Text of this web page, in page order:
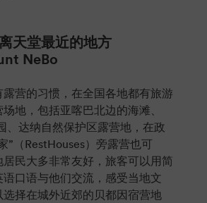
天堂最近的地方
NeBo
营的习惯，在全国各地都有旅游
地，包括亚喀巴北边的海滩、
、达纳自然保护区露营地，在政
”（RestHouses）旁露营也可
民大多非常友好，旅客可以用简
口语与他们交流，感受当地文
择在城外近郊的贝都因宿营地